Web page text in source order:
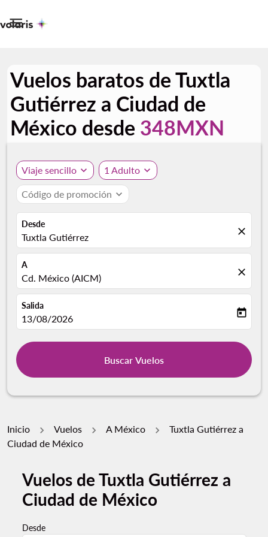

Vuelos baratos de Tuxtla
Gutiérrez a Ciudad de
México desde 348MXN
Viaje sencillo expand_more 1 Adulto expand_more
Código de promoción expand_more
Desde
Tuxtla Gutiérrez close
A
Cd. México (AICM) close
Salida
fc-booking-departure-date-aria-label
13/08/2026 today
Buscar Vuelos
Inicio Vuelos A México
Tuxtla Gutiérrez a
Ciudad de México
Vuelos de Tuxtla Gutiérrez a
Ciudad de México
Desde